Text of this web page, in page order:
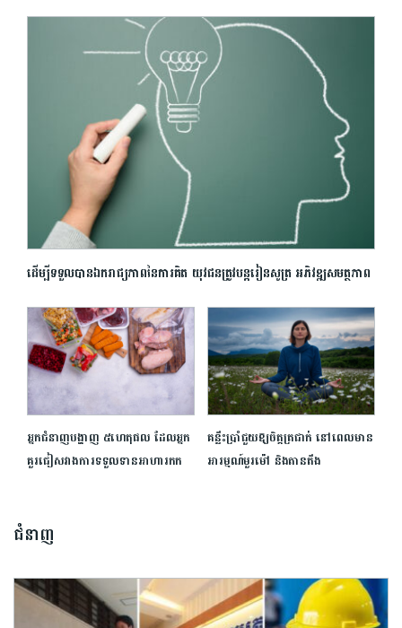
ដើម្បីទទួលបានឯករាជ្យភាពនៃការគិត យុវជនត្រូវបន្តរៀនសូត្រ អភិវឌ្ឍសមត្ថភាព
អ្នកជំនាញបង្ហាញ ៥ហេតុផល ដែលអ្នក
គួរជៀសវាងការទទួលទានអាហារកក
គន្លឹះប្រាំជួយឱ្យចិត្តត្រជាក់ នៅពេលមាន
អារម្មណ៍មួរម៉ៅ និង​តានតឹង
ជំនាញ